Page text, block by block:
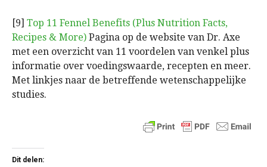
[9] Top 11 Fennel Benefits (Plus Nutrition Facts,
Recipes & More) Pagina op de website van Dr. Axe
met een overzicht van 11 voordelen van venkel plus
informatie over voedingswaarde, recepten en meer.
Met linkjes naar de betreffende wetenschappelijke
studies.
Dit delen: